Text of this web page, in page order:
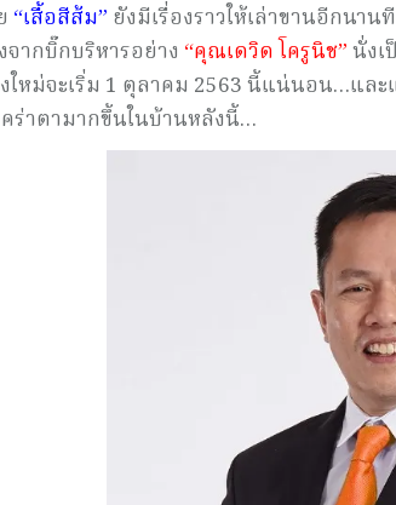
“เสื้อสีส้ม” ยังมีเรื่องราวให้เล่าขานอีกน
ากบิ๊กบริหารอย่าง “คุณเดวิด โครูนิช”นั่งเ
ใหม่จะเริ่ม 1 ตุลาคม 2563 นี้แน่นอน…แล
คร่าตามากขึ้นในบ้านหลังนี้…